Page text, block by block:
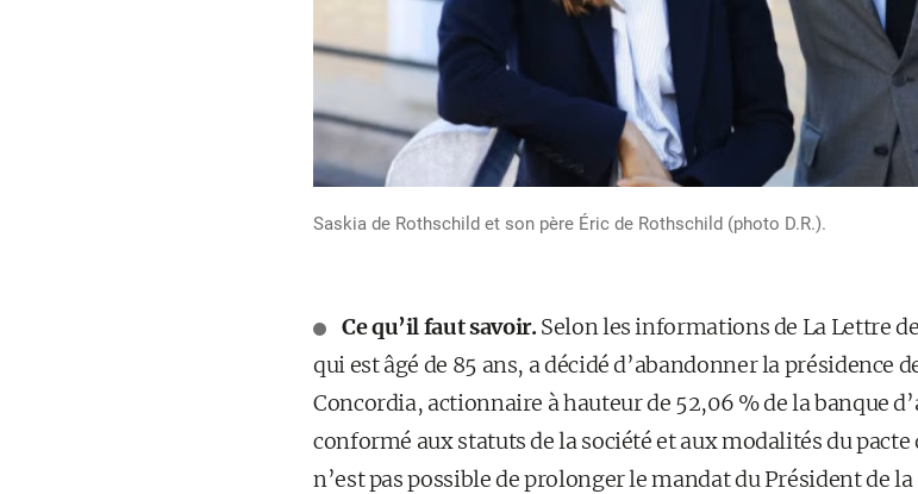
Saskia de Rothschild et son père Éric de Rothschild (photo D.R.).
Ce qu’il faut savoir.Selon les informations de La Lettre
qui est âgé de 85 ans, a décidé d’abandonner la présidence
Concordia, actionnaire à hauteur de 52,06 % de la banque
conformé aux statuts de la société et aux modalités du
n’est pas possible de prolonger le mandat du Président de